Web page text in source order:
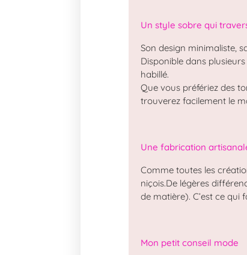
Un style sobre qui
Son design minimaliste,
Disponible dans
habillé.
Que vous préfériez des
trouverez facilement le
Une fabrication
Comme toutes les
niçois.De légères
de matière). C’est ce
Mon petit conseil mode